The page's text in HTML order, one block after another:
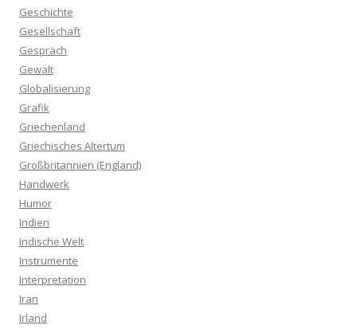
Geschichte
Gesellschaft
Gespräch
Gewalt
Globalisierung
Grafik
Griechenland
Griechisches Altertum
Großbritannien (England)
Handwerk
Humor
Indien
Indische Welt
Instrumente
Interpretation
Iran
Irland